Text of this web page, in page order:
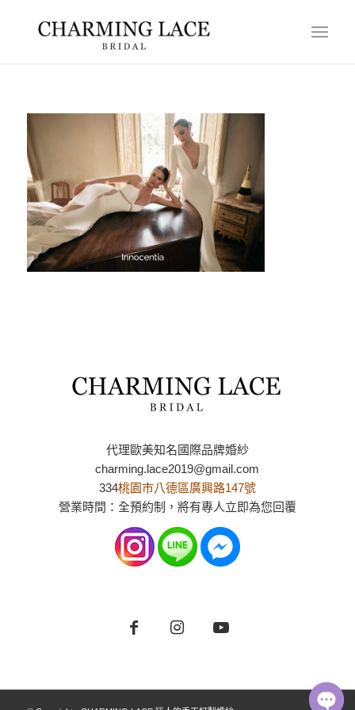
代理歐美知名國際品牌婚紗
charming.lace2019@gmail.com
334桃園市八德區廣興路147號
營業時間：全預約制，將有專人立即為您回覆